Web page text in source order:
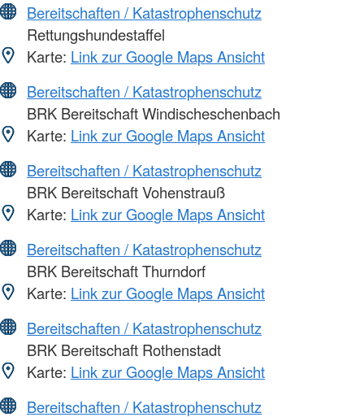
Bereitschaften / Katastrophenschutz
Rettungshundestaffel
Karte: Link zur Google Maps Ansicht
Bereitschaften / Katastrophenschutz
BRK Bereitschaft Windischeschenbach
Karte: Link zur Google Maps Ansicht
Bereitschaften / Katastrophenschutz
BRK Bereitschaft Vohenstrauß
Karte: Link zur Google Maps Ansicht
Bereitschaften / Katastrophenschutz
BRK Bereitschaft Thurndorf
Karte: Link zur Google Maps Ansicht
Bereitschaften / Katastrophenschutz
BRK Bereitschaft Rothenstadt
Karte: Link zur Google Maps Ansicht
Bereitschaften / Katastrophenschutz